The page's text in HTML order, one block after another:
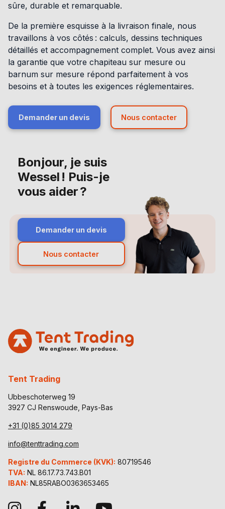
sûre, durable et remarquable.
De la première esquisse à la livraison finale, nous
travaillons à vos côtés : calculs, dessins techniques
détaillés et accompagnement complet. Vous avez ainsi
la garantie que votre chapiteau sur mesure ou
barnum sur mesure répond parfaitement à vos
besoins et à toutes les exigences réglementaires.
Demander un devis Nous contacter
Bonjour, je suis
Wessel ! Puis-je
vous aider ?
Demander un devis
Nous contacter
Tent Trading
Ubbeschoterweg 19
3927 CJ Renswoude, Pays-Bas
+31 (0)85 3014 279
info@tenttrading.com
Registre du Commerce (KVK): 80719546
TVA: NL 86.17.73.743.B01
IBAN: NL85RABO0363653465